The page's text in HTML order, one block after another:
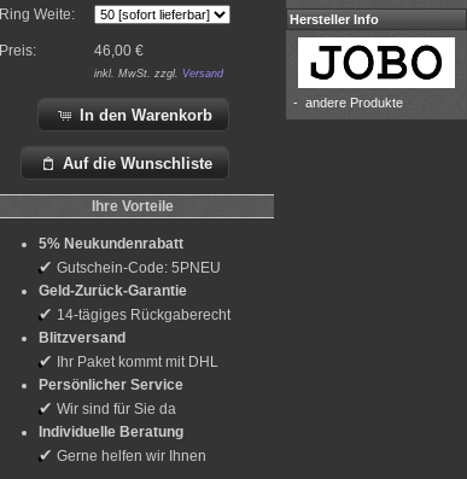
Ring Weite:
Preis: 46,00 €
inkl. MwSt. zzgl. Versand
In den Warenkorb
Auf die Wunschliste
Ihre Vorteile
5% Neukundenrabatt
✔ Gutschein-Code: 5PNEU
Geld-Zurück-Garantie
✔ 14-tägiges Rückgaberecht
Blitzversand
✔
Ihr Paket kommt mit DHL
Persönlicher Service
✔ Wir sind für Sie da
Individuelle Beratung
✔ Gerne helfen wir Ihnen
Hersteller Info
- andere Produkte